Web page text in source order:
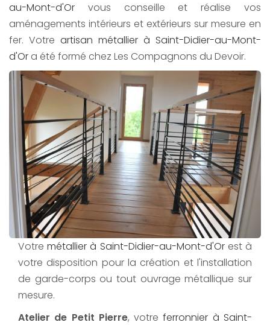
au-Mont-d'Or vous conseille et réalise vos
aménagements intérieurs et extérieurs sur mesure en
fer. Votre artisan métallier à Saint-Didier-au-Mont-
d'Or a été formé chez Les Compagnons du Devoir.
Votremétallier à Saint-Didier-au-Mont-d'Orest à
votre disposition pour la création et l'installation
de garde-corps ou tout ouvrage métallique sur
mesure.
Atelier de Petit Pierre, votreferronnier à Saint-